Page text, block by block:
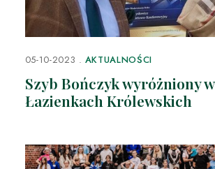
05-10-2023 AKTUALNOŚCI
Szyb Bończyk wyróżniony w
Łazienkach Królewskich